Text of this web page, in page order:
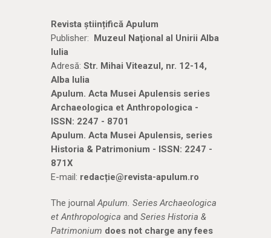
Revista științifică Apulum
Publisher: Muzeul Naţional al Unirii Alba
Iulia
Adresă: Str. Mihai Viteazul, nr. 12-14,
Alba Iulia
Apulum. Acta Musei Apulensis series
Archaeologica et Anthropologica -
ISSN: 2247 - 8701
Apulum. Acta Musei Apulensis, series
Historia & Patrimonium - ISSN: 2247 -
871X
E-mail: redacție@revista-apulum.ro
The journalApulum. Series Archaeologica
et Anthropologica and Series Historia &
Patrimonium does not charge any fees